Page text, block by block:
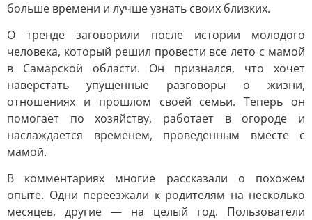
больше времени и лучше узнать своих близких.
О тренде заговорили после истории молодого
человека, который решил провести все лето с мамой
в Самарской области. Он признался, что хочет
наверстать упущенные разговоры о жизни,
отношениях и прошлом своей семьи. Теперь он
помогает по хозяйству, работает в огороде и
наслаждается временем, проведенным вместе с
мамой.
В комментариях многие рассказали о похожем
опыте. Одни переезжали к родителям на несколько
месяцев, другие — на целый год. Пользователи